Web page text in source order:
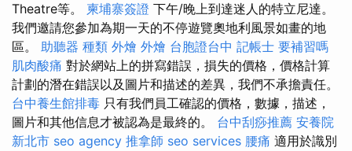
Theatre等。 柬埔寨簽證 下午/晚上到達迷人的特立尼達。
我們邀請您參加為期一天的不停遊覽奧地利風景如畫的地
區。 助聽器 種類 外燴 外燴 台胞證台中 記帳士 要補習嗎
肌肉酸痛 對於網站上的拼寫錯誤，損失的價格，價格計算
計劃的潛在錯誤以及圖片和描述的差異，我們不承擔責任。
台中養生館排毒 只有我們員工確認的價格，數據，描述，
圖片和其他信息才被認為是最終的。 台中刮痧推薦 安養院
新北市 seo agency 推拿師 seo services 腰痛 適用於識別